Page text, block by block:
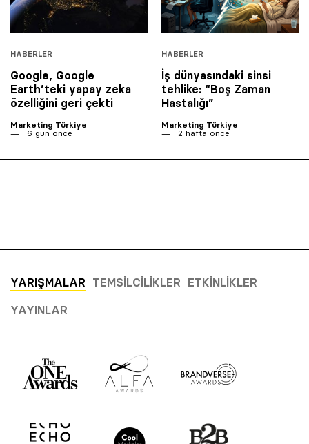
HABERLER
Google, Google
Earth’teki yapay zeka
özelliğini geri çekti
Marketing Türkiye
6 gün önce
HABERLER
İş dünyasındaki sinsi
tehlike: “Boş Zaman
Hastalığı”
Marketing Türkiye
2 hafta önce
YARIŞMALAR TEMSILCILIKLER ETKINLIKLER
YAYINLAR